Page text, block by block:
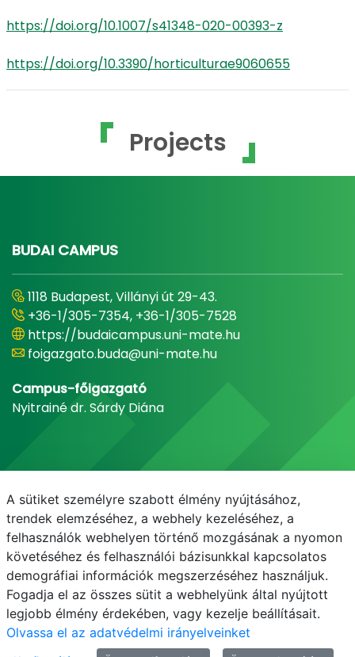
https://doi.org/10.1007/s41348-020-00393-z
https://doi.org/10.3390/horticulturae9060655
Projects
BUDAI CAMPUS
1118 Budapest, Villányi út 29-43.
+36-1/305-7354, +36-1/305-7528
https://budaicampus.uni-mate.hu
foigazgato.buda@uni-mate.hu
Campus-főigazgató
Nyitrainé dr. Sárdy Diána
E-mail Telefonkönyv NEPTUN E-learning
A sütiket személyre szabott élmény nyújtásához,
trendek elemzéséhez, a webhely kezeléséhez, a
felhasználók webhelyen történő mozgásának a nyomon
követéséhez és felhasználói bázisunkkal kapcsolatos
demográfiai információk megszerzéséhez használjuk.
Fogadja el az összes sütit a webhelyünk által nyújtott
legjobb élmény érdekében, vagy kezelje beállításait.
Olvassa el az adatvédelmi irányelveinket